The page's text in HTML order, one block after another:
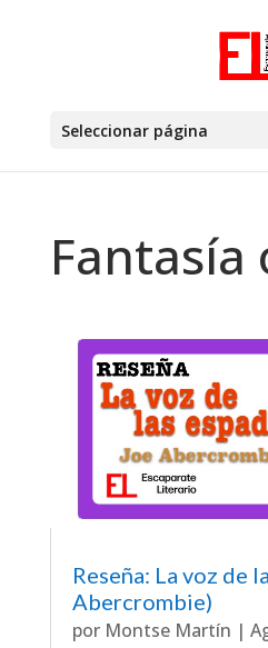
Seleccionar página
Fantasía
Reseña: La voz de
Abercrombie)
por Montse Martín |